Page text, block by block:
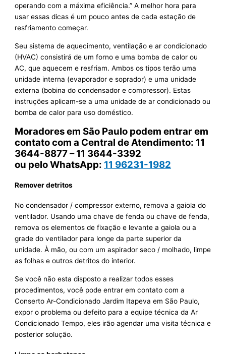
operando com a máxima eficiência.” A melhor hora para
usar essas dicas é um pouco antes de cada estação de
resfriamento começar.
Seu sistema de aquecimento, ventilação e ar condicionado
(HVAC) consistirá de um forno e uma bomba de calor ou
AC, que aquecem e resfriam. Ambos os tipos terão uma
unidade interna (evaporador e soprador) e uma unidade
externa (bobina do condensador e compressor). Estas
instruções aplicam-se a uma unidade de ar condicionado ou
bomba de calor para uso doméstico.
Moradores em São Paulo podem entrar em
contato com a Central de Atendimento: 11
3644-8877 – 11 3644-3392
ou pelo WhatsApp: 11 96231-1982
Remover detritos
No condensador / compressor externo, remova a gaiola do
ventilador. Usando uma chave de fenda ou chave de fenda,
remova os elementos de fixação e levante a gaiola ou a
grade do ventilador para longe da parte superior da
unidade. À mão, ou com um aspirador seco / molhado, limpe
as folhas e outros detritos do interior.
Se você não esta disposto a realizar todos esses
procedimentos, você pode entrar em contato com a
Conserto Ar-Condicionado Jardim Itapeva em São Paulo,
expor o problema ou defeito para a equipe técnica da Ar
Condicionado Tempo, eles irão agendar uma visita técnica e
posterior solução.